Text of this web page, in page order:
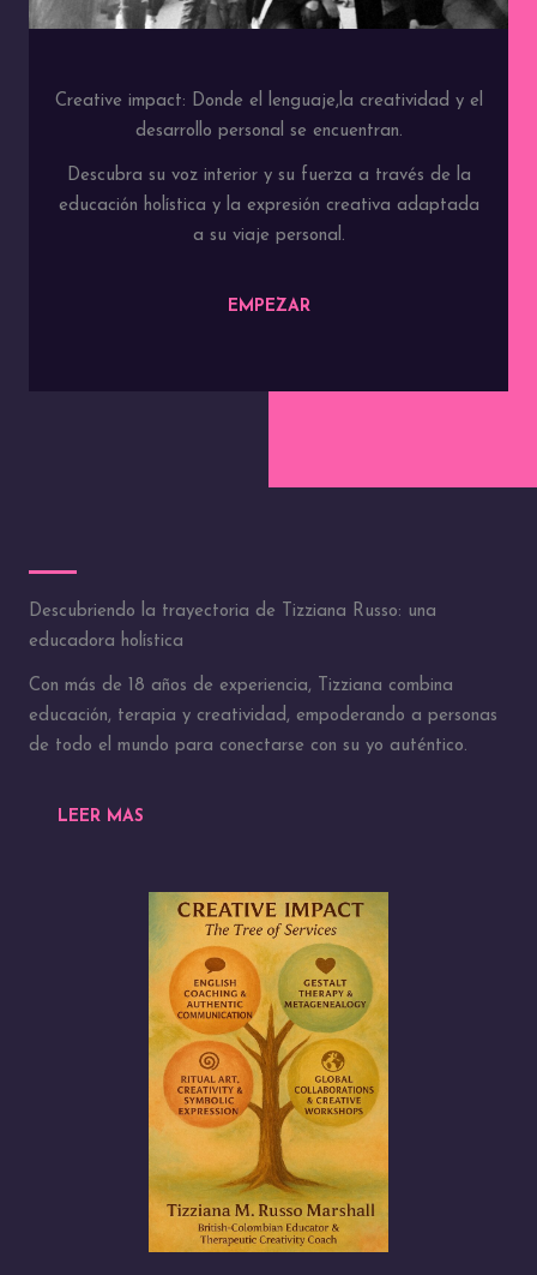
Creative impact: Donde el lenguaje,la creatividad y el
desarrollo personal se encuentran.
Descubra su voz interior y su fuerza a través de la
educación holística y la expresión creativa adaptada
a su viaje personal.
EMPEZAR
Descubriendo la trayectoria de Tizziana Russo: una
educadora holística
Con más de 18 años de experiencia, Tizziana combina
educación, terapia y creatividad, empoderando a personas
de todo el mundo para conectarse con su yo auténtico.
LEER MAS